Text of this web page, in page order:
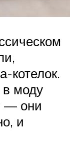
котелок.
в моду
— они
и